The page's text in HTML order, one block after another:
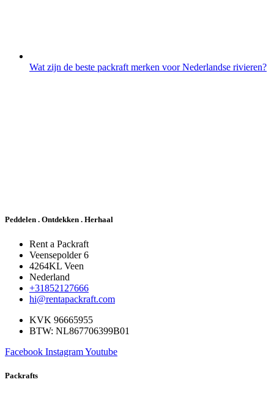
Wat zijn de beste packraft merken voor Nederlandse rivieren?
Peddelen . Ontdekken . Herhaal
Rent a Packraft
Veensepolder 6
4264KL Veen
Nederland
+31852127666
hi@rentapackraft.com
KVK 96665955
BTW: NL867706399B01
Facebook InstagramYoutube
Packrafts